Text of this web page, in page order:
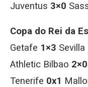
Juventus 3×0
Copa do Rei da
Getafe 1×3 Sevilla
Athletic Bilbao 2×0
Tenerife 0x1